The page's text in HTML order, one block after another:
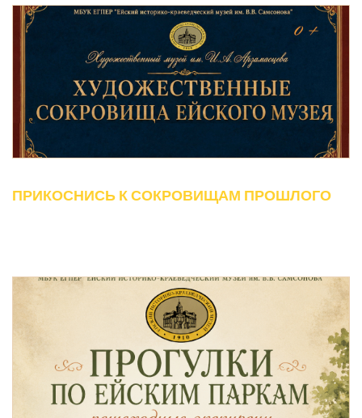
ПРИКОСНИСЬ К СОКРОВИЩАМ ПРОШЛОГО